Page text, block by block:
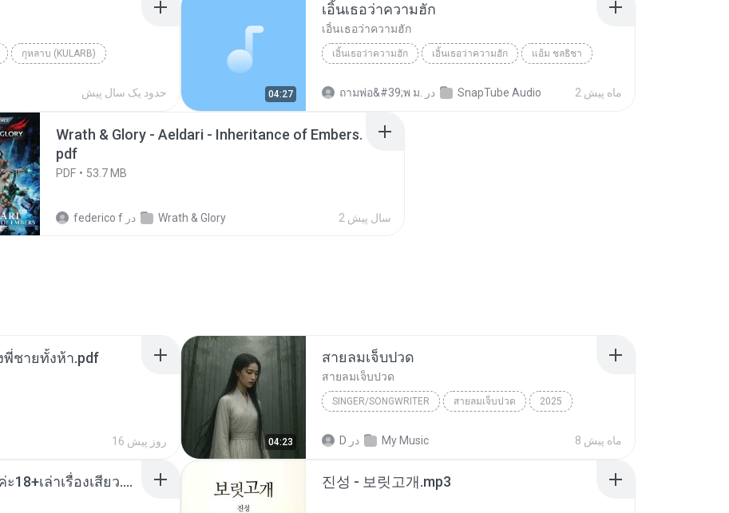
กุหลาบ (KULARB)
حدود یک سال پیش 04:27
เอิ้นเธอว่าความฮัก
เอิ้นเธอว่าความฮัก
เอิ้นเธอว่าความฮัก เอิ้นเธอว่าความฮัก แอ้ม ชลธิชา
ถามพ่อ&#39;พ ม. در SnapTube Audio 2 ماه پیش
Wrath & Glory - Aeldari - Inheritance of Embers.
pdf
PDF 53.7 MB
federico f در Wrath & Glory 2 سال پیش
ชายทั้งห้า.pdf
16 روز پیش 04:23
สายลมเจ็บปวด
สายลมเจ็บปวด
SINGER/SONGWRITER สายลมเจ็บปวด 2025
D در My Music 8 ماه پیش
เมียน้อยเหงา พาเสียวค่ะ18+เล่าเรื่องเสียว.mp3 진성 - 보릿고개.mp3